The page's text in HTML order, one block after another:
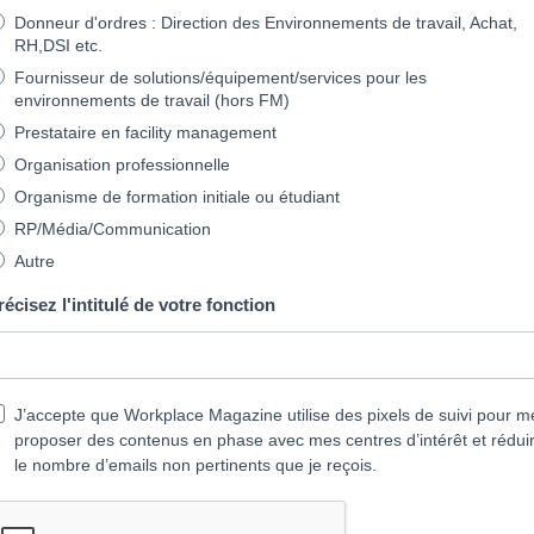
Donneur d'ordres : Direction des Environnements de travail, Achat,
RH,DSI etc.
Fournisseur de solutions/équipement/services pour les
environnements de travail (hors FM)
Prestataire en facility management
Organisation professionnelle
Organisme de formation initiale ou étudiant
RP/Média/Communication
Autre
l'intitulé de votre fonction
J’accepte que Workplace Magazine utilise des pixels de suivi pour
proposer des contenus en phase avec mes centres d’intérêt et
le nombre d’emails non pertinents que je reçois.